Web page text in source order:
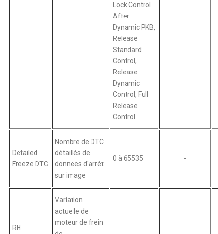
Lock Control
After
Dynamic PKB,
Release
Standard
Control,
Release
Dynamic
Control, Full
Release
Control
Detailed
Freeze DTC
Nombre de DTC
détaillés de
données d'arrêt
sur image
0 à 65535 -
RH
Variation
actuelle de
moteur de frein